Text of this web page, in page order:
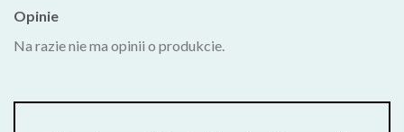
Opinie
Na razie nie ma opinii o produkcie.